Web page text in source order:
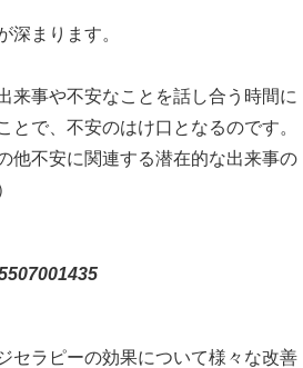
深まります。
来事や不安なことを話し合う時間に
で、不安のはけ口となるのです。
他不安に関連する潜在的な出来事の
セラピーの効果について様々な改善